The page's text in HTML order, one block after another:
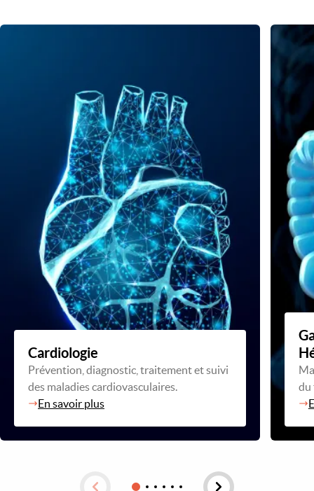
Cardiologie
Prévention, diagnostic, traitement et suivi
des maladies cardiovasculaires.
En savoir plus
du